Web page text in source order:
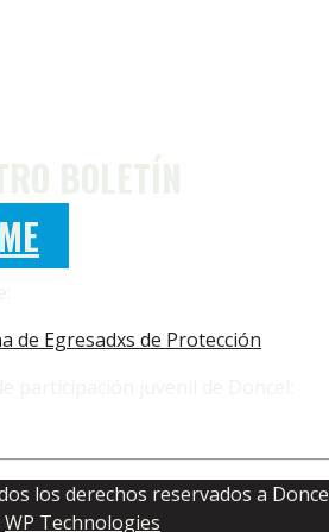
los derechos reservados a
WP Technologies